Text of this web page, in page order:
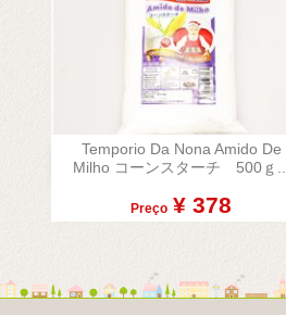
Temporio Da Nona Amido De
Milho コーンスターチ 500ｇ...
Preço ¥ 378
 Visualização rápida